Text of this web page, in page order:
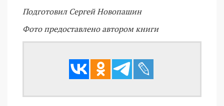
Подготовил Сергей Новопашин
Фото предоставлено автором книги